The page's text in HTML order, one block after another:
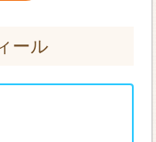
ール